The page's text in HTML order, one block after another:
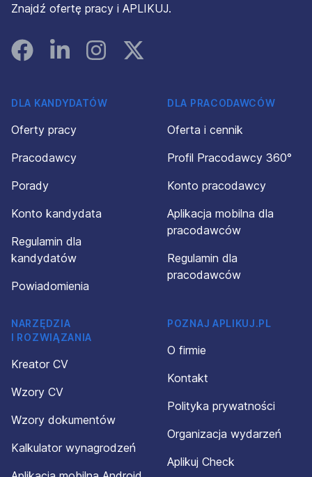
Znajdź ofertę pracy i APLIKUJ.
FacebookLinked InInstagramInstagram
DLA KANDYDATÓW
Oferty pracy
Pracodawcy
Porady
Konto kandydata
Regulamin dla
kandydatów
Powiadomienia
DLA PRACODAWCÓW
Oferta i cennik
Profil Pracodawcy 360°
Konto pracodawcy
Aplikacja mobilna dla
pracodawców
Regulamin dla
pracodawców
NARZĘDZIA
I ROZWIĄZANIA
Kreator CV
Wzory CV
Wzory dokumentów
Kalkulator wynagrodzeń
POZNAJ APLIKUJ.PL
O firmie
Kontakt
Polityka prywatności
Organizacja wydarzeń
Aplikuj Check